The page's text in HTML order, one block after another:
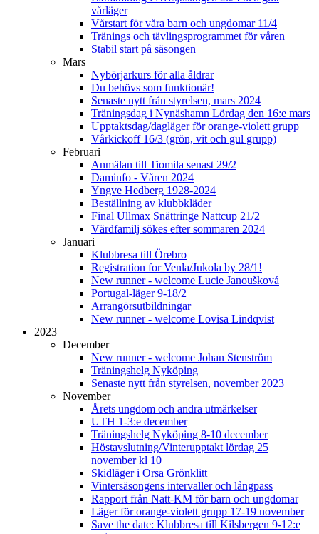
vårläger
Vårstart för våra barn och ungdomar 11/4
Tränings och tävlingsprogrammet för våren
Stabil start på säsongen
Mars
Nybörjarkurs för alla åldrar
Du behövs som funktionär!
Senaste nytt från styrelsen, mars 2024
Träningsdag i Nynäshamn Lördag den 16:e mars
Upptaktsdag/dagläger för orange-violett grupp
Vårkickoff 16/3 (grön, vit och gul grupp)
Februari
Anmälan till Tiomila senast 29/2
Daminfo - Våren 2024
Yngve Hedberg 1928-2024
Beställning av klubbkläder
Final Ullmax Snättringe Nattcup 21/2
Värdfamilj sökes efter sommaren 2024
Januari
Klubbresa till Örebro
Registration for Venla/Jukola by 28/1!
New runner - welcome Lucie Janoušková
Portugal-läger 9-18/2
Arrangörsutbildningar
New runner - welcome Lovisa Lindqvist
2023
December
New runner - welcome Johan Stenström
Träningshelg Nyköping
Senaste nytt från styrelsen, november 2023
November
Årets ungdom och andra utmärkelser
UTH 1-3:e december
Träningshelg Nyköping 8-10 december
Höstavslutning/Vinterupptakt lördag 25
november kl 10
Skidläger i Orsa Grönklitt
Vintersäsongens intervaller och långpass
Rapport från Natt-KM för barn och ungdomar
Läger för orange-violett grupp 17-19 november
Save the date: Klubbresa till Kilsbergen 9-12:e